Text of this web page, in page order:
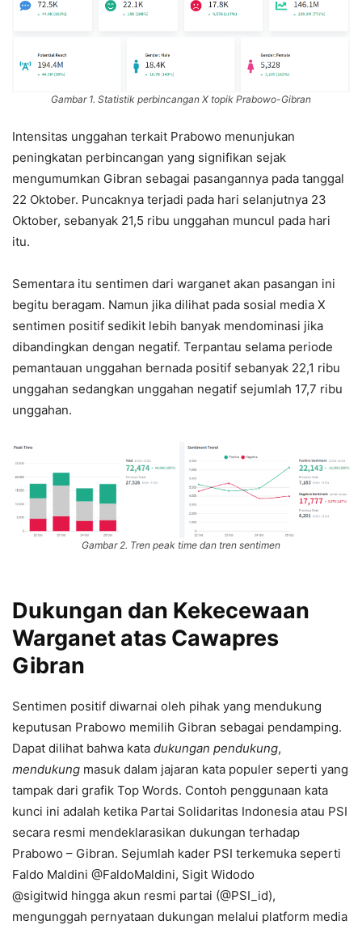
Gambar 1. Statistik perbincangan X topik Prabowo-Gibran
Intensitas unggahan terkait Prabowo menunjukan
peningkatan perbincangan yang signifikan sejak
mengumumkan Gibran sebagai pasangannya pada tanggal
22 Oktober. Puncaknya terjadi pada hari selanjutnya 23
Oktober, sebanyak 21,5 ribu unggahan muncul pada hari
itu.
Sementara itu sentimen dari warganet akan pasangan ini
begitu beragam. Namun jika dilihat pada sosial media X
sentimen positif sedikit lebih banyak mendominasi jika
dibandingkan dengan negatif. Terpantau selama periode
pemantauan unggahan bernada positif sebanyak 22,1 ribu
unggahan sedangkan unggahan negatif sejumlah 17,7 ribu
unggahan.
Gambar 2. Tren peak time dan tren sentimen
Dukungan dan Kekecewaan
Warganet atas Cawapres
Gibran
Sentimen positif diwarnai oleh pihak yang mendukung
keputusan Prabowo memilih Gibran sebagai pendamping.
Dapat dilihat bahwa kata dukungan pendukung,
mendukung masuk dalam jajaran kata populer seperti yang
tampak dari grafik Top Words. Contoh penggunaan kata
kunci ini adalah ketika Partai Solidaritas Indonesia atau PSI
secara resmi mendeklarasikan dukungan terhadap
Prabowo – Gibran. Sejumlah kader PSI terkemuka seperti
Faldo Maldini @FaldoMaldini, Sigit Widodo
@sigitwid hingga akun resmi partai (@PSI_id),
mengunggah pernyataan dukungan melalui platform media